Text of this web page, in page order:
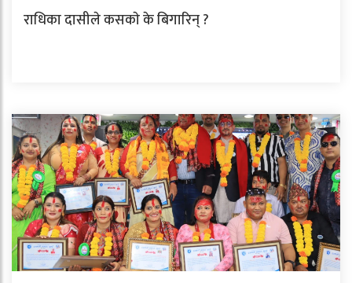
राधिका दासीले कसकाे के बिगारिन् ?